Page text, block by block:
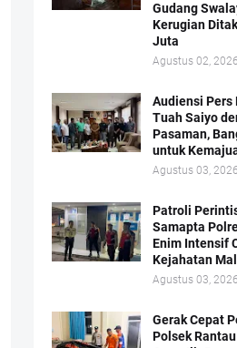
Gudang
Kerugian
Juta
Agustus 02, 2026
Audiensi Pers
Tuah Saiyo
Pasaman,
untuk
Agustus 03, 2026
Patroli
Samapta
Enim Intensif
Kejahatan
Agustus 03, 2026
Gerak Cepat
Polsek